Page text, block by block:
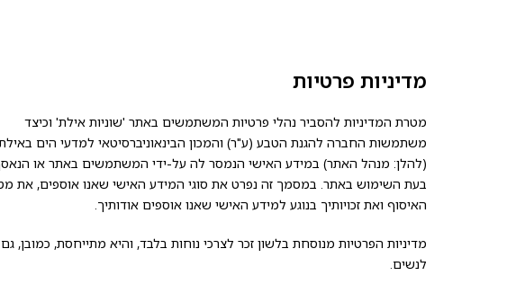
מדיניות פרטיות
מטרת המדיניות להסביר נהלי פרטיות המשתמשים באתר 'שוניות אילת' וכיצד
משתמשות החברה להגנת הטבע (ע"ר) והמכון הבינאוניברסיטאי למדעי הים
(להלן: מנהל האתר) במידע האישי הנמסר לה על-ידי המשתמשים באתר או
בעת השימוש באתר. במסמך זה נפרט את סוגי המידע האישי שאנו אוספים, את
האיסוף ואת זכויותיך בנוגע למידע האישי שאנו אוספים אודותיך.
מדיניות הפרטיות מנוסחת בלשון זכר לצרכי נוחות בלבד, והיא מתייחסת, כמובן, גם
לנשים.